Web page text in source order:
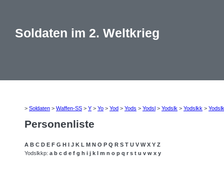
Soldaten im 2. Weltkrieg
> Soldaten > Waffen-SS > Y > Yo > Yod > Yods > Yodsl > Yodslk > Yodslkk >
Personenliste
A B C D E F G H I J K L M N O P Q R S T U V W X Y Z
Yodslkkp: a b c d e f g h i j k l m n o p q r s t u v w x y